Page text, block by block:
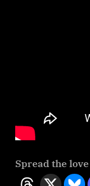
Spread the love